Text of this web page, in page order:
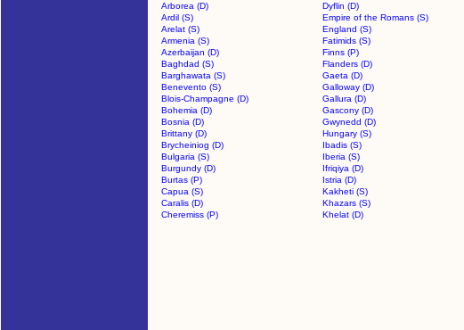
Arborea (D)
Dyflin (D)
Ardil (S)
Empire of the Romans (S)
Arelat (S)
England (S)
Armenia (S)
Fatimids (S)
Azerbaijan (D)
Finns (P)
Baghdad (S)
Flanders (D)
Barghawata (S)
Gaeta (D)
Benevento (S)
Galloway (D)
Blois-Champagne (D)
Gallura (D)
Bohemia (D)
Gascony (D)
Bosnia (D)
Gwynedd (D)
Brittany (D)
Hungary (S)
Brycheiniog (D)
Ibadis (S)
Bulgaria (S)
Iberia (S)
Burgundy (D)
Ifriqiya (D)
Burtas (P)
Istria (D)
Capua (S)
Kakheti (S)
Caralis (D)
Khazars (S)
Cheremiss (P)
Khelat (D)